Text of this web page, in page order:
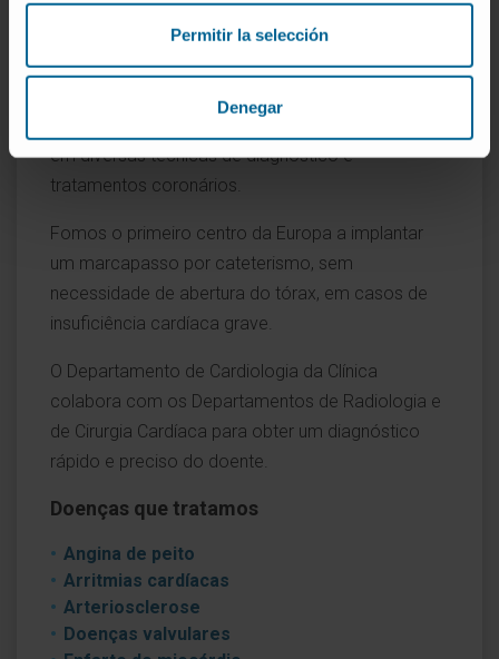
Permitir la selección
Denegar
em diversas técnicas de diagnóstico e
tratamentos coronários.
Fomos o primeiro centro da Europa a implantar
um marcapasso por cateterismo, sem
necessidade de abertura do tórax, em casos de
insuficiência cardíaca grave.
O Departamento de Cardiologia da Clínica
colabora com os Departamentos de Radiologia e
de Cirurgia Cardíaca para obter um diagnóstico
rápido e preciso do doente.
Doenças que tratamos
Angina de peito
Arritmias cardíacas
Arteriosclerose
Doenças valvulares